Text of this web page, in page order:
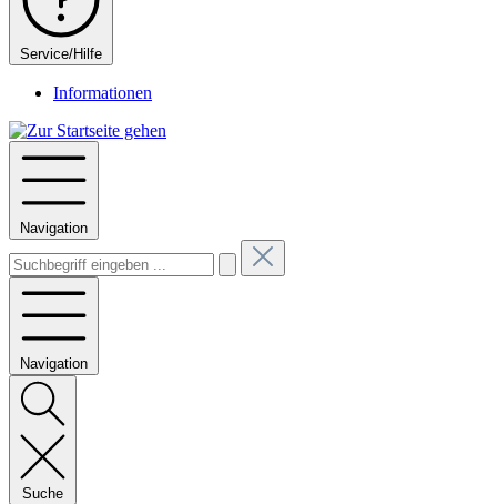
Service/Hilfe
Informationen
Navigation
Navigation
Suche